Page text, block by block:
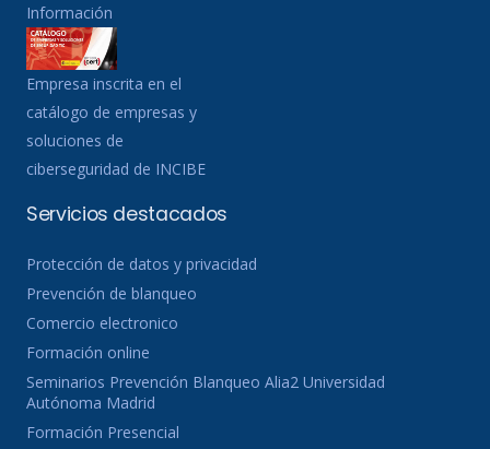
Información
Empresa inscrita en el
catálogo de empresas y
soluciones de
ciberseguridad de INCIBE
Servicios destacados
Protección de datos y privacidad
Prevención de blanqueo
Comercio electronico
Formación online
Seminarios Prevención Blanqueo Alia2 Universidad
Autónoma Madrid
Formación Presencial